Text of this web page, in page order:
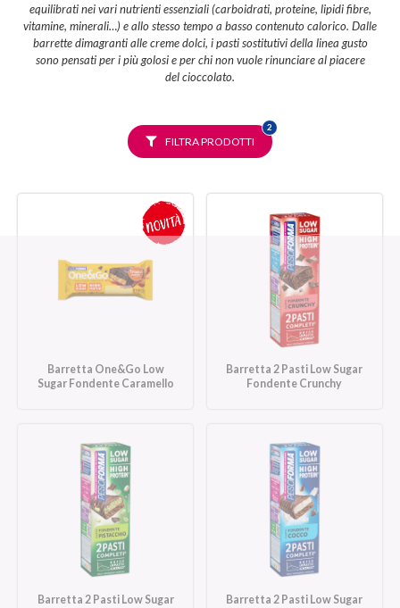
equilibrati nei vari nutrienti essenziali (carboidrati, proteine, lipidi fibre,
vitamine, minerali…) e allo stesso tempo a basso contenuto calorico. Dalle
barrette dimagranti alle creme dolci, i pasti sostitutivi della linea gusto
sono pensati per i più golosi e per chi non vuole rinunciare al piacere
del cioccolato.
FILTRA PRODOTTI
2FILTRI
SELEZIONATI
Barretta One&Go Low
Sugar Fondente Caramello
Barretta 2 Pasti Low Sugar
Fondente Crunchy
Barretta 2 Pasti Low Sugar
Barretta 2 Pasti Low Sugar